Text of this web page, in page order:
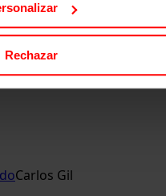
Rechazar
Carlos Gil